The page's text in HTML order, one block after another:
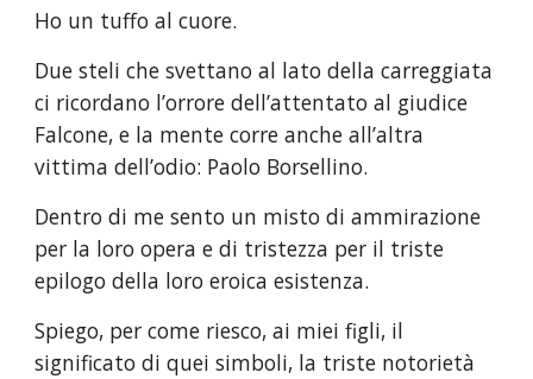
Ho un tuffo al cuore.
Due steli che svettano al lato della carreggiata
ci ricordano l’orrore dell’attentato al giudice
Falcone, e la mente corre anche all’altra
vittima dell’odio: Paolo Borsellino.
Dentro di me sento un misto di ammirazione
per la loro opera e di tristezza per il triste
epilogo della loro eroica esistenza.
Spiego, per come riesco, ai miei figli, il
significato di quei simboli, la triste notorietà